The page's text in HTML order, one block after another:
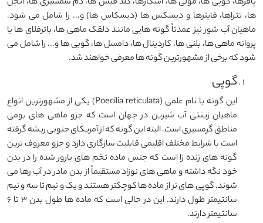
ها، تتراها، فایترها و دیسکس ها (دیسکاس ها) و... را شامل می شود.
ماهیان آب شور نیز عمدتاً گونه هایی مانند دلقک ماهی ها، باترفلای ها یا
پروانه ماهی ها، بلنی ها، کاردینال ها، دامسل ها، گوبی ها و... را شامل می
شود که برخی از مشهورترین گونه ها معرفی خواهند شد.
گوپی
این گونه با نام علمی (Poecilia reticulata) یکی از مشهورترین انواع
ماهیان زینتی آب شیرین در جهان است که جزو ماهی های بومی
مناطق گرمسیری است. البته این گونه که از آمریکای جنوبی ریشه گرفته
است با شرایط مختلف اقلیمی قابلیت سازگاری دارد و جزو معروف ترین
گونه های زنده زا است که جنس ماده تخم های بارور شده را در بدن
خود نگه داشته و ماهی های نوزاد مستقیماً از بدن مادر در آب رها می
شوند. گوپی های نر از ماده ها کوچکتر هستند و یک و نیم تا سه و نیم
سانتیمتر طول دارند. این در حالی است که ماده ها طول بدن ۳ تا ۶
سانتیمتر دارند.